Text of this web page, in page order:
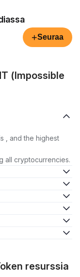
+Seuraa
(Impossible
, and the highest
all cryptocurrencies.
resurssia